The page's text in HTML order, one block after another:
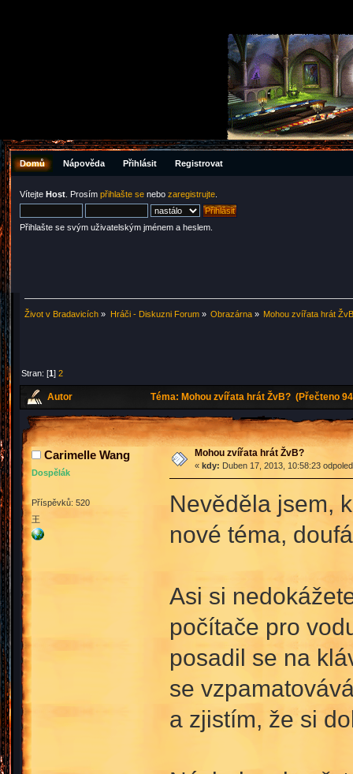
Domů Nápověda Přihlásit Registrovat
Vítejte Host . Prosím přihlašte se nebo zaregistrujte
Přihlašte se svým uživatelským jménem a heslem.
Život v Bradavicích » Hráči - Diskuzni Forum» Obrazárna» Mohou zvířata hrát
Stran: [1]2
Autor Téma: Mohou zvířata hrát ŽvB? (Přečteno
Carimelle Wang
Dospělák
Příspěvků: 520
王
Mohou zvířata hrát ŽvB?
« kdy: Duben 17, 2013, 10:58:23
Nevěděla jsem,
nové téma,
Asi si
počítače pro
posadil se na
se
a zjistím, že si